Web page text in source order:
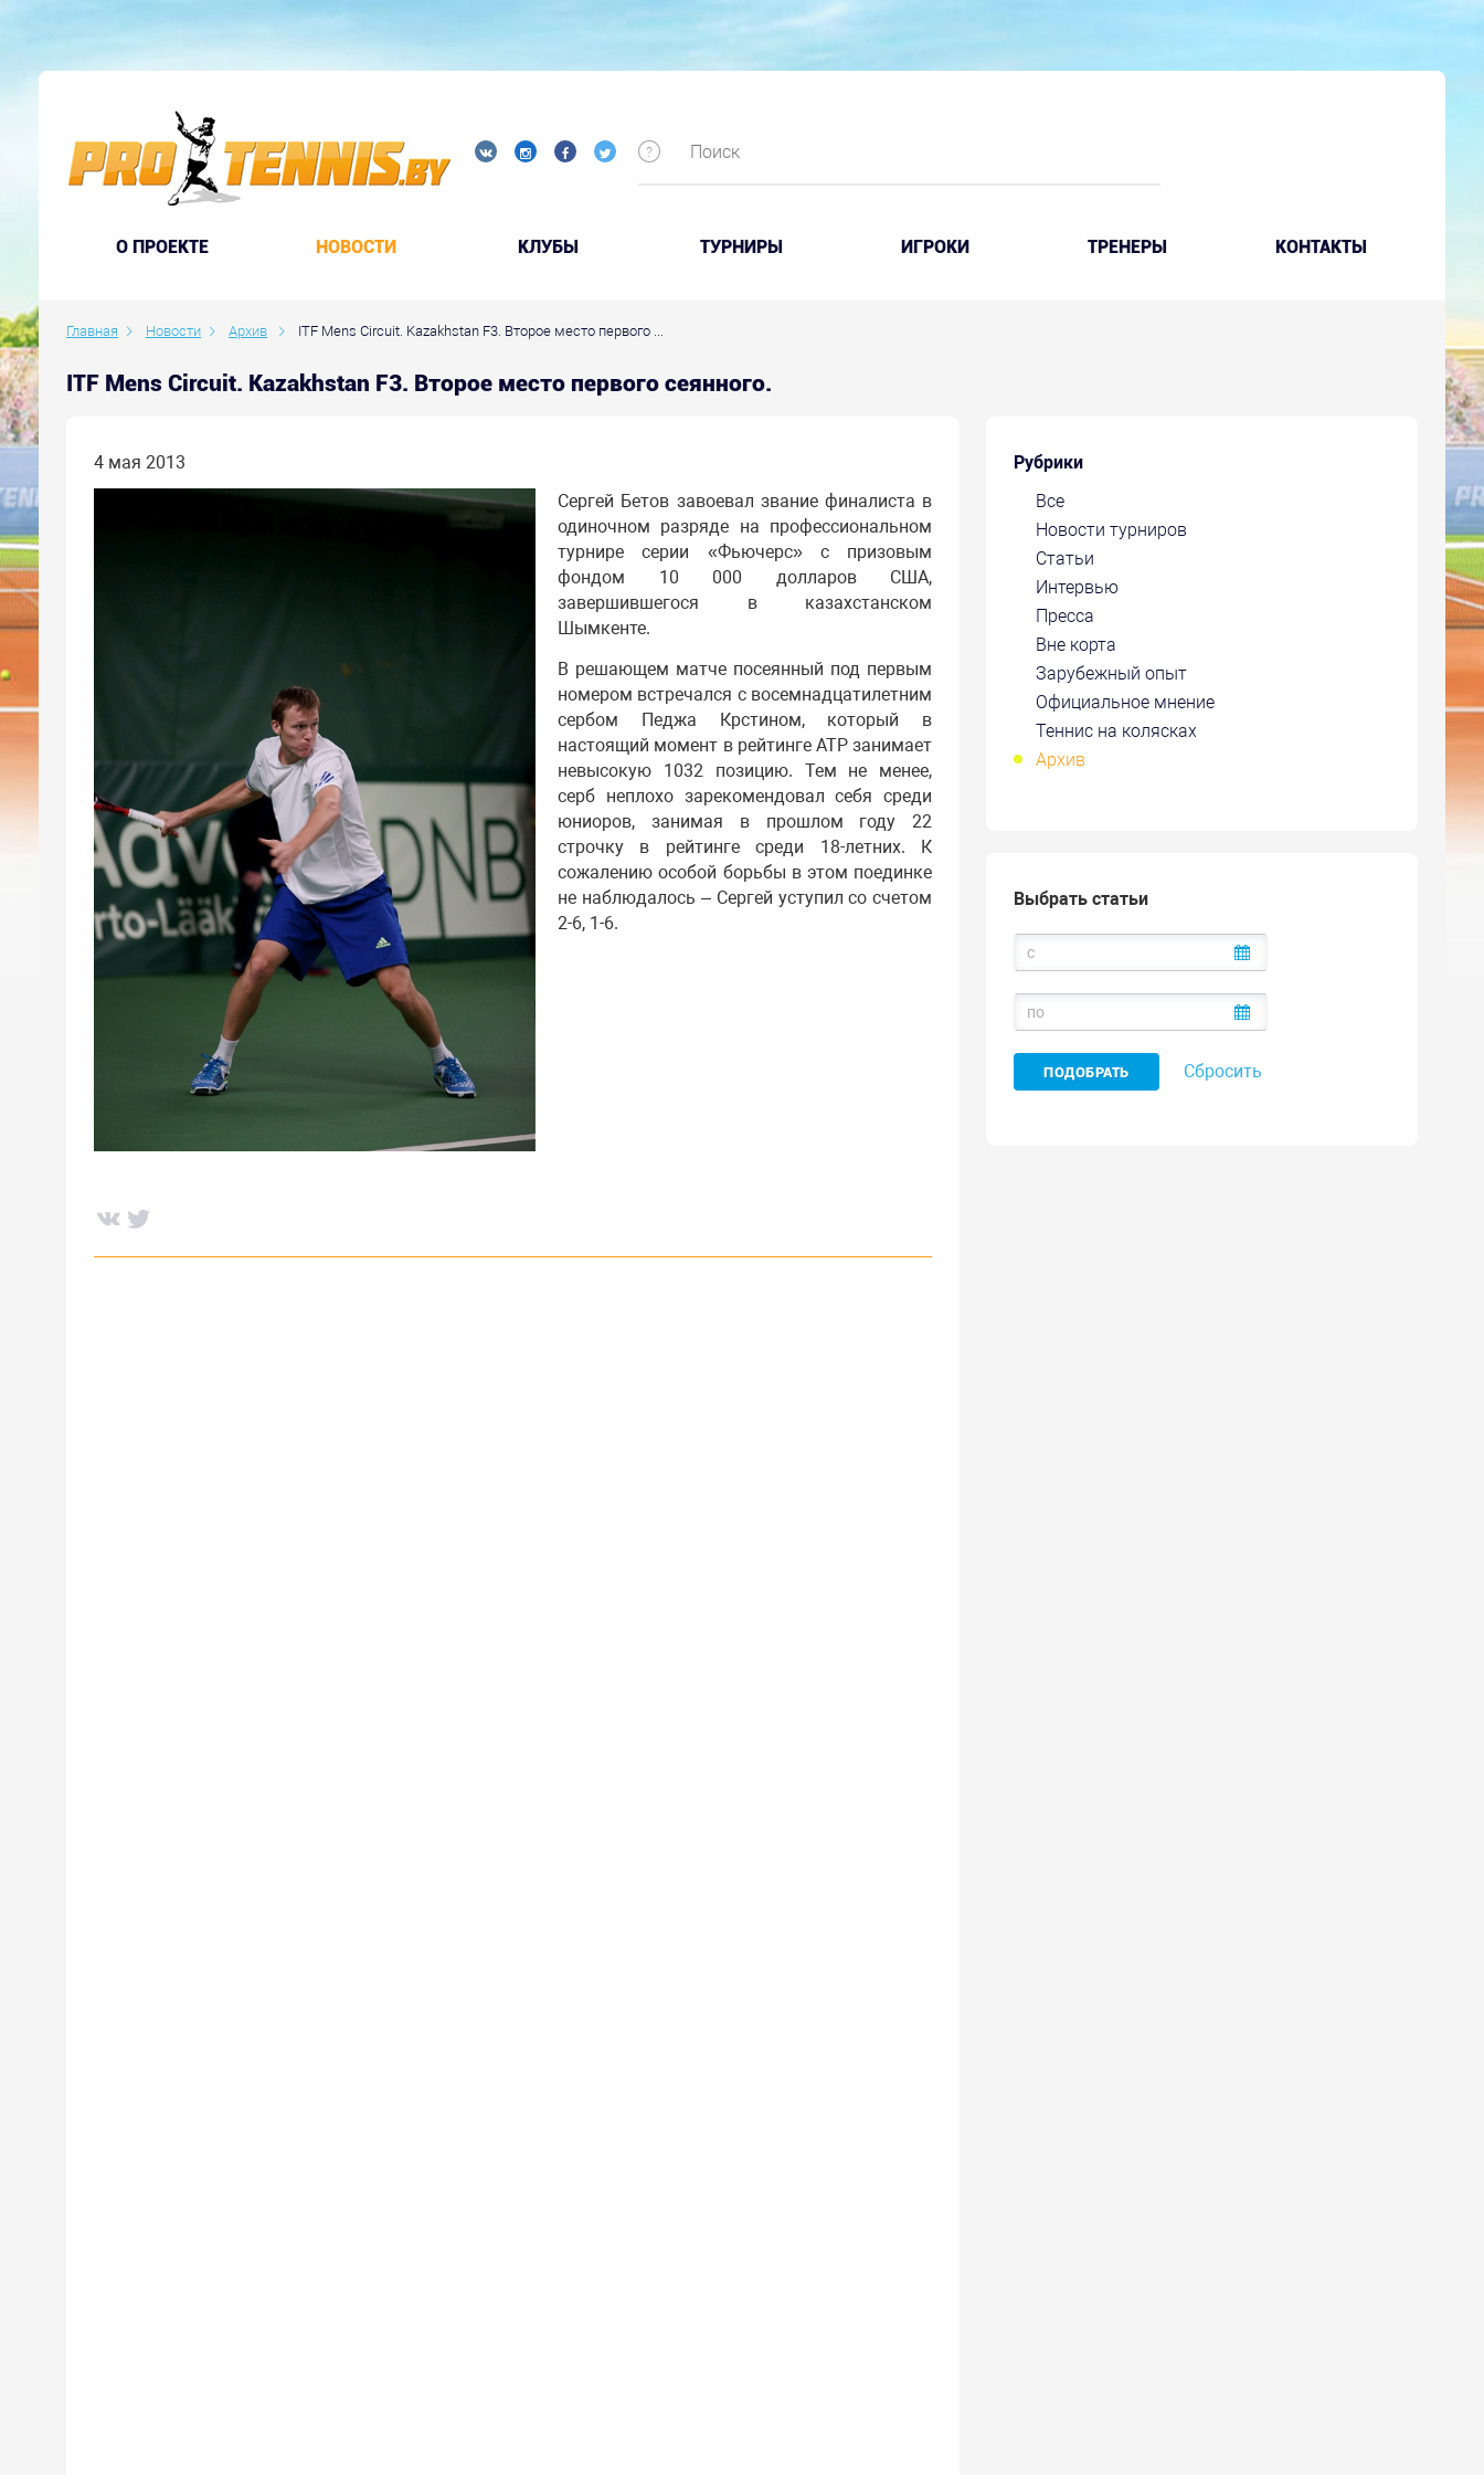
O ПРОЕКТЕ НОВОСТИ КЛУБЫ ТУРНИРЫ ИГРОКИ ТРЕНЕРЫ КОНТАКТЫ
Главная Новости Архив ITF Mens Circuit. Kazakhstan F3. Второе место первого ...
ITF Mens Circuit. Kazakhstan F3. Второе место первого сеянного.
Рубрики
Все
Новости турниров
Статьи
Интервью
Пресса
Вне корта
Зарубежный опыт
Официальное мнение
Теннис на колясках
Архив
Выбрать статьи
Сбросить
4 мая 2013
Сергей Бетов завоевал звание финалиста в
одиночном разряде на профессиональном
турнире серии «Фьючерс» с призовым
фондом 10 000 долларов США,
завершившегося в казахстанском
Шымкенте.
В решающем матче посеянный под первым
номером встречался с восемнадцатилетним
сербом Педжа Крстином, который в
настоящий момент в рейтинге АТР занимает
невысокую 1032 позицию. Тем не менее,
серб неплохо зарекомендовал себя среди
юниоров, занимая в прошлом году 22
строчку в рейтинге среди 18-летних. К
сожалению особой борьбы в этом поединке
не наблюдалось – Сергей уступил со счетом
2-6, 1-6.